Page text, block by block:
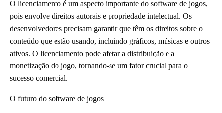
O licenciamento é um aspecto importante do software de jogos,
pois envolve direitos autorais e propriedade intelectual. Os
desenvolvedores precisam garantir que têm os direitos sobre o
conteúdo que estão usando, incluindo gráficos, músicas e outros
ativos. O licenciamento pode afetar a distribuição e a
monetização do jogo, tornando-se um fator crucial para o
sucesso comercial.
O futuro do software de jogos